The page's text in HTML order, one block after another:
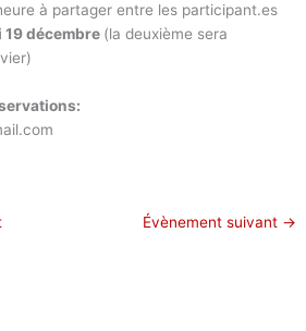
à partager entre les participant.es
19 décembre (la deuxième sera
Évènement suivant →